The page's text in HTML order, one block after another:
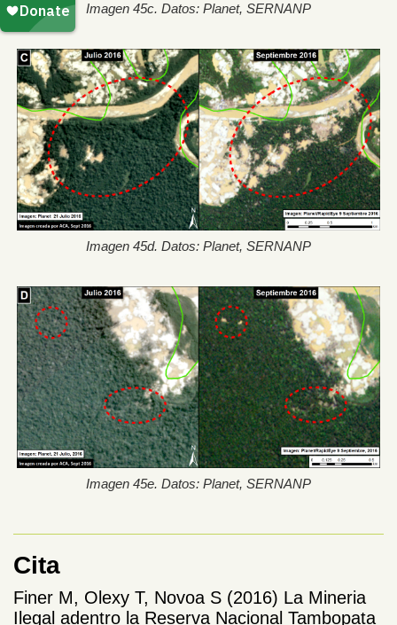
Imagen 45c. Datos: Planet, SERNANP
Imagen 45d. Datos: Planet, SERNANP
Imagen 45e. Datos: Planet, SERNANP
Cita
Finer M, Olexy T, Novoa S (2016) La Mineria
Ilegal adentro la Reserva Nacional Tambopata